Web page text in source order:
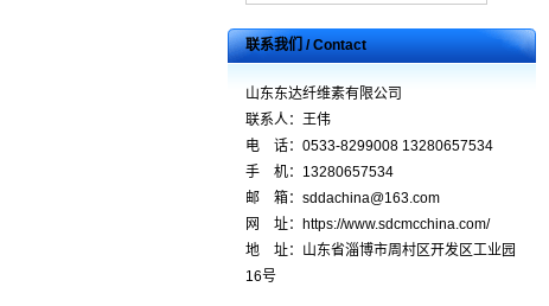
联系我们 / Contact
山东东达纤维素有限公司
联系人：王伟
电 话：0533-8299008 13280657534
手 机：13280657534
邮 箱：sddachina@163.com
网 址：https://www.sdcmcchina.com/
地 址：山东省淄博市周村区开发区工业园
16号